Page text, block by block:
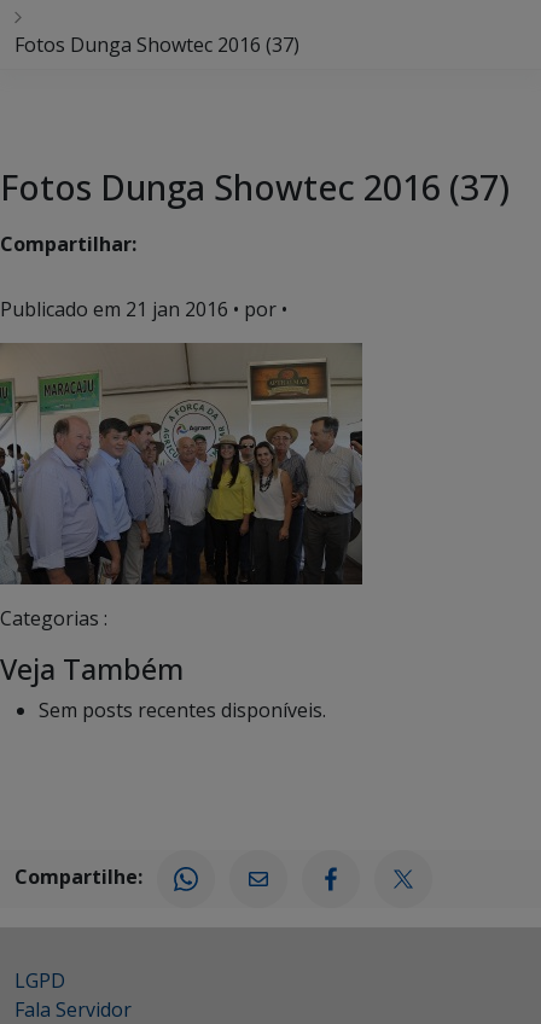
Fotos Dunga Showtec 2016 (37)
Fotos Dunga Showtec 2016 (37)
Compartilhar:
Publicado em 21 jan 2016 • por •
Categorias :
Veja Também
Sem posts recentes disponíveis.
Compartilhe:
LGPD
Fala Servidor